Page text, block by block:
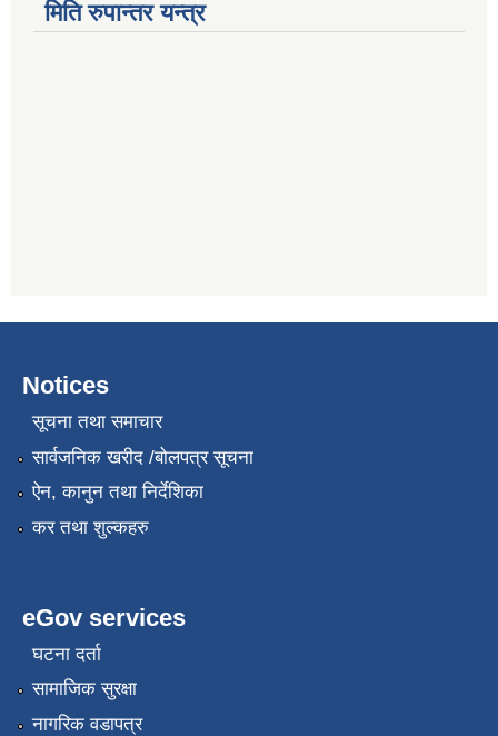
मिति रुपान्तर यन्त्र
Notices
सूचना तथा समाचार
सार्वजनिक खरीद /बोलपत्र सूचना
ऐन, कानुन तथा निर्देशिका
कर तथा शुल्कहरु
eGov services
घटना दर्ता
सामाजिक सुरक्षा
नागरिक वडापत्र